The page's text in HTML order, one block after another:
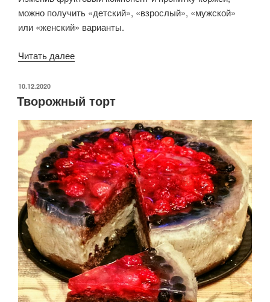
можно получить «детский», «взрослый», «мужской»
или «женский» варианты.
Читать далее«Бисквитный
торт
с творожным
желе
«яичница»»
ОПУБЛИКОВАНО
10.12.2020
Творожный торт